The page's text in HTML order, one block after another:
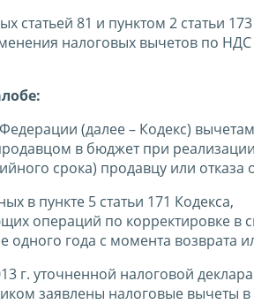
статьей 81 и пунктом 2 статьи 173
налоговых вычетов по НДС
(далее – Кодекс)
в бюджет при
срока) продавцу или отказа
в пункте 5 статьи 171 Кодекса,
операций по корректировке в
одного года с момента возврата
г. уточненной налоговой
заявлены налоговые вычеты в